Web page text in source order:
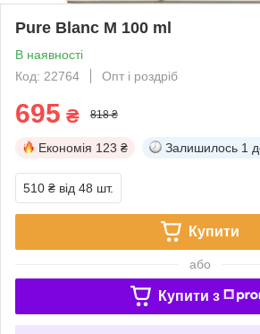
Pure Blanc M 100 ml
В наявності
Код: 22764
Опт і роздріб
695 ₴ 818 ₴
Економія 123 ₴ Залишилось 1
510 ₴ від 48 шт.
Купити
або
Купити з